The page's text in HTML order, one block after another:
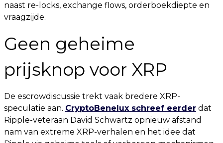
naast re-locks, exchange flows, orderboekdiepte en
vraagzijde.
Geen geheime
prijsknop voor XRP
De escrowdiscussie trekt vaak bredere XRP-
speculatie aan. CryptoBenelux schreef eerder dat
Ripple-veteraan David Schwartz opnieuw afstand
nam van extreme XRP-verhalen en het idee dat